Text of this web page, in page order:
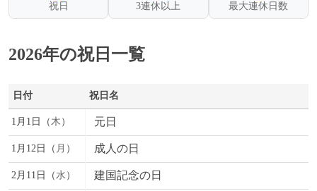
祝日 3連休以上 最大連休日数
2026年の祝日一覧
日付 祝日名
1月1日（ 木 ） 元日
1月12日（ 月 ） 成人の日
2月11日（ 水 ） 建国記念の日